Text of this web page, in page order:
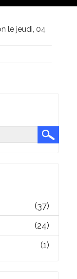
le jeudi, 04
(37)
(24)
(1)